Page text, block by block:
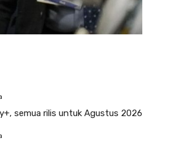
semua rilis untuk Agustus 2026